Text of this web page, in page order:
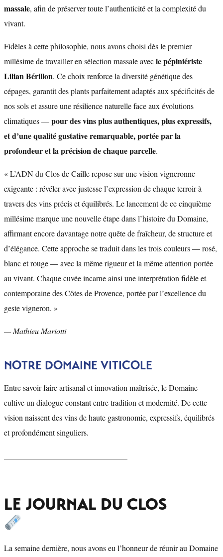
massale, afin de préserver toute l’authenticité et la complexité du
vivant.
Fidèles à cette philosophie, nous avons choisi dès le premier
millésime de travailler en sélection massale avecle pépiniériste
Lilian Bérillon. Ce choix renforce la diversité génétique des
cépages, garantit des plants parfaitement adaptés aux spécificités de
nos sols et assure une résilience naturelle face aux évolutions
climatiques —pour des vins plus authentiques, plus expressifs,
et d’une qualité gustative remarquable, portée par la
profondeur et la précision de chaque parcelle.
« L’ADN du Clos de Caille repose sur une vision vigneronne
exigeante : révéler avec justesse l’expression de chaque terroir à
travers des vins précis et équilibrés. Le lancement de ce cinquième
millésime marque une nouvelle étape dans l’histoire du Domaine,
affirmant encore davantage notre quête de fraîcheur, de structure et
d’élégance. Cette approche se traduit dans les trois couleurs — rosé,
blanc et rouge — avec la même rigueur et la même attention portée
au vivant. Chaque cuvée incarne ainsi une interprétation fidèle et
contemporaine des Côtes de Provence, portée par l’excellence du
geste vigneron. »
— Mathieu Mariotti
NOTRE DOMAINE VITICOLE
Entre savoir-faire artisanal et innovation maîtrisée, le Domaine
cultive un dialogue constant entre tradition et modernité. De cette
vision naissent des vins de haute gastronomie, expressifs, équilibrés
et profondément singuliers.
LE JOURNAL DU CLOS
La semaine dernière, nous avons eu l’honneur de réunir au Domaine